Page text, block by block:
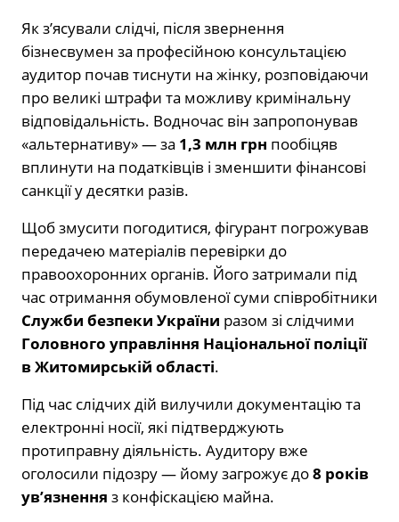
Як з’ясували слідчі, після звернення
бізнесвумен за професійною консультацією
аудитор почав тиснути на жінку, розповідаючи
про великі штрафи та можливу кримінальну
відповідальність. Водночас він запропонував
«альтернативу» — за 1,3 млн грн пообіцяв
вплинути на податківців і зменшити фінансові
санкції у десятки разів.
Щоб змусити погодитися, фігурант погрожував
передачею матеріалів перевірки до
правоохоронних органів. Його затримали під
час отримання обумовленої суми співробітники
Служби безпеки України разом зі слідчими
Головного управління Національної поліції
в Житомирській області.
Під час слідчих дій вилучили документацію та
електронні носії, які підтверджують
протиправну діяльність. Аудитору вже
оголосили підозру — йому загрожує до8 років
ув’язнення з конфіскацією майна.